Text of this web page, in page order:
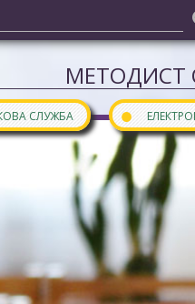
МЕТОДИСТ
СЛУЖБА ●